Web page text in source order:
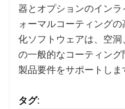
器とオプションのイン
ォーマルコーティング
化ソフトウェアは、空
の一般的なコーティン
製品要件をサポートしま
タグ: